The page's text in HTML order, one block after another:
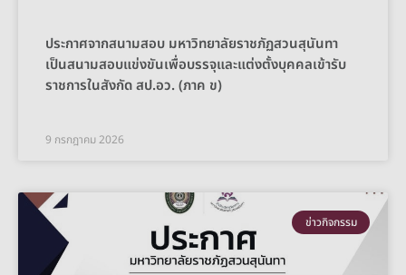
ประกาศจากสนามสอบ มหาวิทยาลัยราชภัฏสวนสุนันทา
เป็นสนามสอบแข่งขันเพื่อบรรจุและแต่งตั้งบุคคลเข้ารับ
ราชการในสังกัด สป.อว. (ภาค ข)
9 กรกฎาคม 2026
ข่าวกิจกรรม